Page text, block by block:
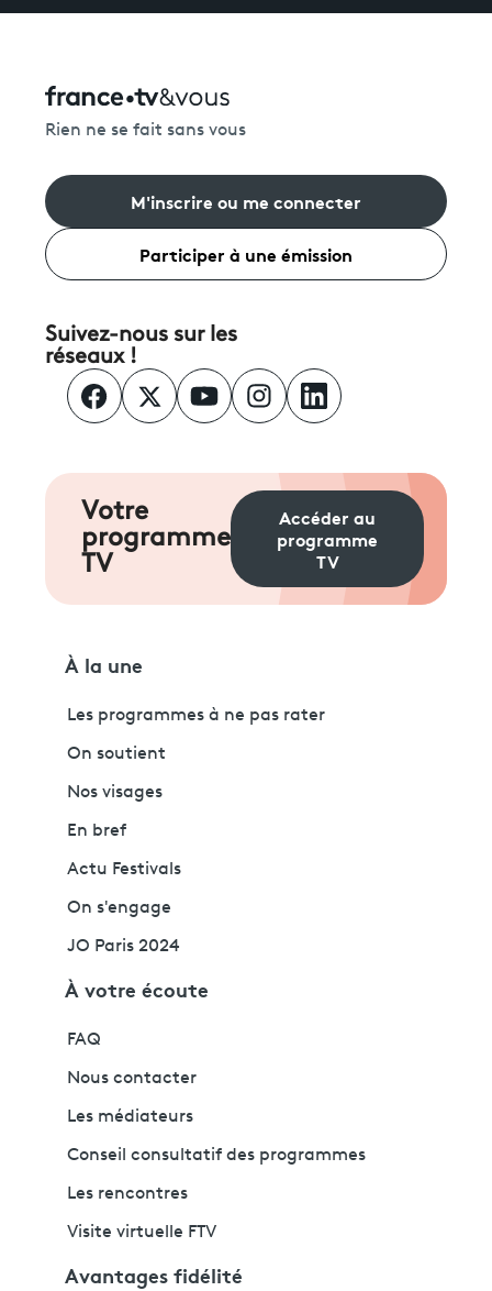
Rien ne se fait sans vous
M'inscrire ou me connecter
Participer à une émission
Suivez-nous sur les
réseaux !
Votre
programme
TV
Accéder au
programme
TV
À la une
Les programmes à ne pas rater
On soutient
Nos visages
En bref
Actu Festivals
On s'engage
JO Paris 2024
À votre écoute
FAQ
Nous contacter
Les médiateurs
Conseil consultatif des programmes
Les rencontres
Visite virtuelle FTV
Avantages fidélité